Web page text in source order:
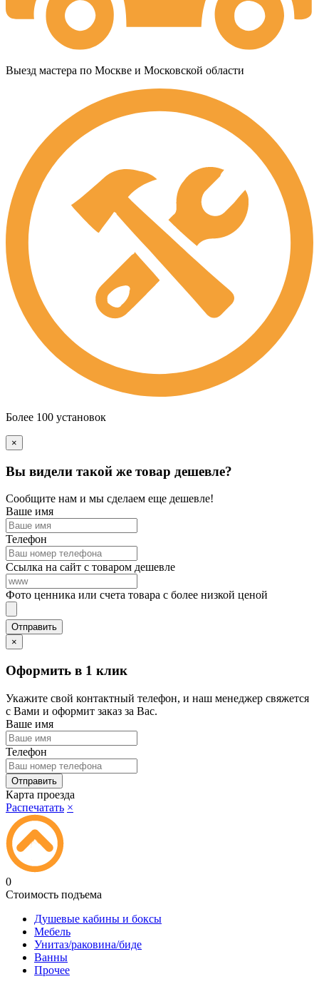
Выезд мастера по Москве и Московской области
Более 100 установок
×
Вы видели такой же товар дешевле?
Сообщите нам и мы сделаем еще дешевле!
Ваше имя
Телефон
Ссылка на сайт с товаром дешевле
Фото ценника или счета товара с более низкой ценой
×
Оформить в 1 клик
Укажите свой контактный телефон, и наш менеджер свяжется
с Вами и оформит заказ за Вас.
Ваше имя
Телефон
Карта проезда
Распечатать ×
0
Стоимость подъема
Душевые кабины и боксы
Мебель
Унитаз/раковина/биде
Ванны
Прочее